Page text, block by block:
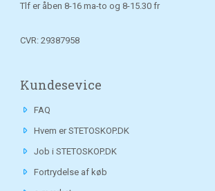
Tlf er åben 8-16 ma-to og 8-15.30 fr
CVR: 29387958
Kundesevice
FAQ
Hvem er STETOSKOP.DK
Job i STETOSKOP.DK
Fortrydelse af køb